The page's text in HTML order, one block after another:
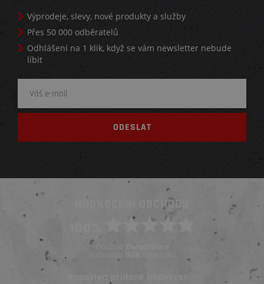
Výprodeje, slevy, nové produkty a služby
Přes 50 000 odběratelů
Odhlášení na 1 klik, když se vám newsletter nebude
líbit
HODNOCENÍ OBCHODU
Obchod ElementStore
hodnotilo
Naposled přidané hodnocení::